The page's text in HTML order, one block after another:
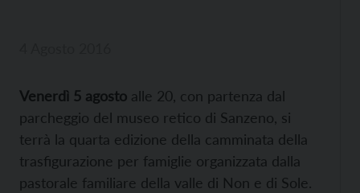
Venerdì 5 agosto alle 20, con partenza dal
parcheggio del museo retico di Sanzeno, si
terrà la quarta edizione della camminata della
trasfigurazione per famiglie organizzata dalla
pastorale familiare della valle di Non e di Sole.